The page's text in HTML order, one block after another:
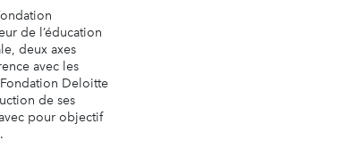
de l’éducation
deux axes
avec les
Deloitte
de ses
pour objectif